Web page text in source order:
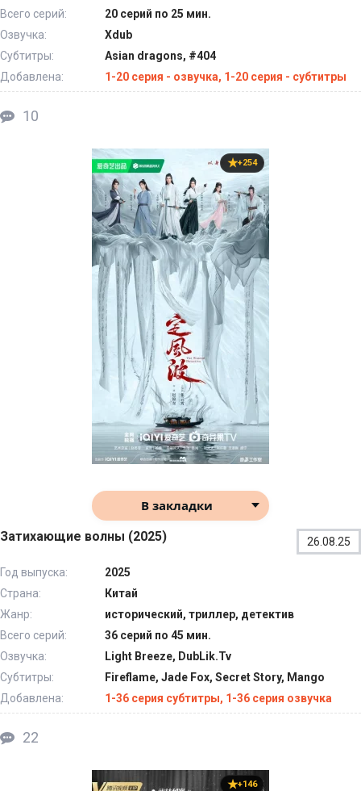
Всего серий:
20 серий по 25 мин.
Озвучка:
Xdub
Субтитры:
Asian dragons, #404
Добавлена:
1-20 серия - озвучка, 1-20 серия - субтитры
10
+254
В закладки
Затихающие волны (2025) 26.08.25
Год выпуска:
2025
Страна:
Китай
Жанр:
исторический, триллер, детектив
Всего серий:
36 серий по 45 мин.
Озвучка:
Light Breeze, DubLik.Tv
Субтитры:
Fireflame, Jade Fox, Secret Story, Mango
Добавлена:
1-36 серия субтитры, 1-36 серия озвучка
22
+146